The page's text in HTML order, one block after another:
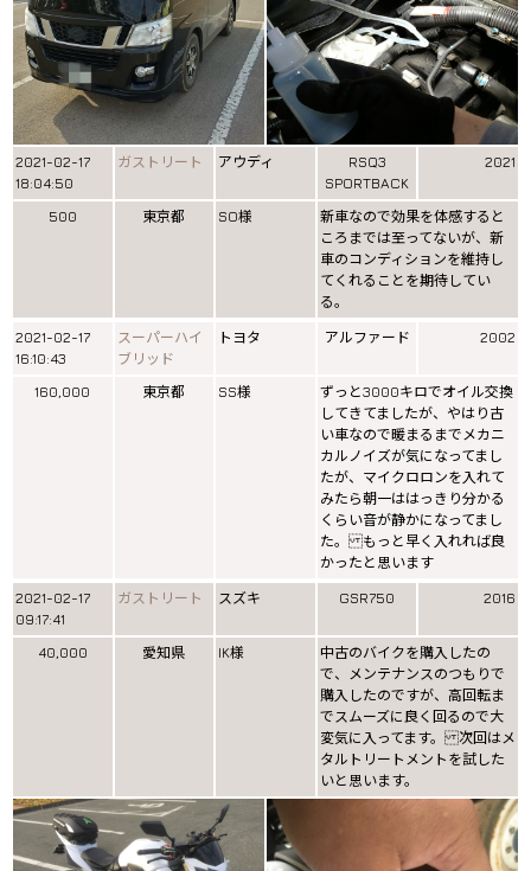
2021-02-17
18:04:50
ガストリート アウディ
RSQ3
SPORTBACK
2021
500 東京都 SO様
新車なので効果を体感すると
ころまでは至ってないが、新
車のコンディションを維持し
てくれることを期待してい
る。
2021-02-17
16:10:43
スーパーハイ
ブリッド
トヨタ アルファード 2002
160,000 東京都 SS様
ずっと3000キロでオイル交換
してきてましたが、やはり古
い車なので暖まるまでメカニ
カルノイズが気になってまし
たが、マイクロロンを入れて
みたら朝一ははっきり分かる
くらい音が静かになってまし
た。 もっと早く入れれば良
かったと思います
2021-02-17
09:17:41
ガストリート スズキ GSR750 2016
40,000 愛知県 IK様
中古のバイクを購入したの
で、メンテナンスのつもりで
購入したのですが、高回転ま
でスムーズに良く回るので大
変気に入ってます。 次回はメ
タルトリートメントを試した
いと思います。